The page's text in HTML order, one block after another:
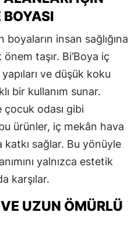
BOYASI
insan sağlığına
taşır. Bi’Boya iç
ve düşük koku
bir kullanım sunar.
çocuk odası gibi
ürünler, iç mekân hava
katkı sağlar. Bu yönüyle
yalnızca estetik
karşılar.
UZUN ÖMÜRLÜ